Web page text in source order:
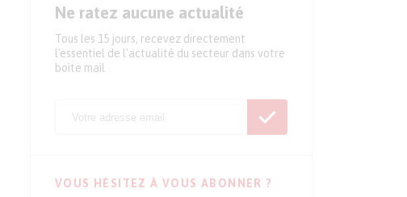
Ne ratez aucune actualité
Tous les 15 jours, recevez directement
l'essentiel de l'actualité du secteur dans votre
boite mail
VOUS HÉSITEZ À VOUS ABONNER ?